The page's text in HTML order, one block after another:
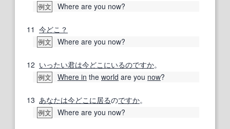
例文 Where are you now?
11 今どこ？
例文 Where are you now?
12 いったい君は今どこにいるのですか。
例文 Where in the world are you now?
13 あなたは今どこに 居るのですか。
例文 Where are you now?